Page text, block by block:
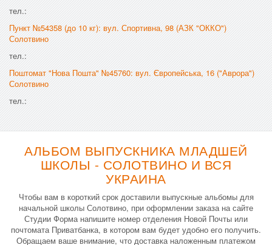
тел.:
Пункт №54358 (до 10 кг): вул. Спортивна, 98 (АЗК "ОККО")
Солотвино
тел.:
Поштомат "Нова Пошта" №45760: вул. Європейська, 16 ("Аврора")
Солотвино
тел.:
АЛЬБОМ ВЫПУСКНИКА МЛАДШЕЙ
ШКОЛЫ - СОЛОТВИНО И ВСЯ
УКРАИНА
Чтобы вам в короткий срок доставили выпускные альбомы для
начальной школы Солотвино, при оформлении заказа на сайте
Студии Форма напишите номер отделения Новой Почты или
почтомата Приватбанка, в котором вам будет удобно его получить.
Обращаем ваше внимание, что доставка наложенным платежом